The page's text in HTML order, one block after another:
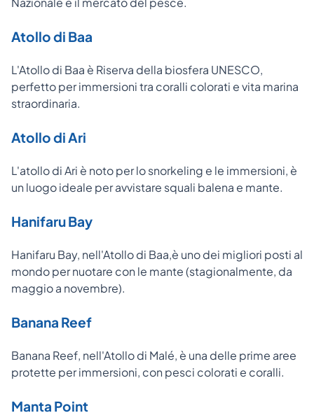
Atollo di Baa
L'Atollo di Baa è Riserva della biosfera UNESCO,
perfetto per immersioni tra coralli colorati e vita marina
straordinaria.
Atollo di Ari
L'atollo di Ari è noto per lo snorkeling e le immersioni, è
un luogo ideale per avvistare squali balena e mante.
Hanifaru Bay
Hanifaru Bay, nell'Atollo di Baa,è uno dei migliori posti al
mondo per nuotare con le mante (stagionalmente, da
maggio a novembre).
Banana Reef
Banana Reef, nell'Atollo di Malé, è una delle prime aree
protette per immersioni, con pesci colorati e coralli.
Manta Point